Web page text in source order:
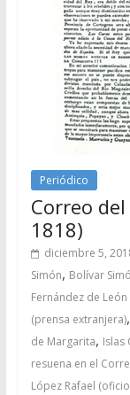
Periódico
Correo
1818)
diciembre 5,
Simón, Bolívar
Fernández de
(prensa extranjera),
de Margarita, Islas
resuena en el
López Rafael